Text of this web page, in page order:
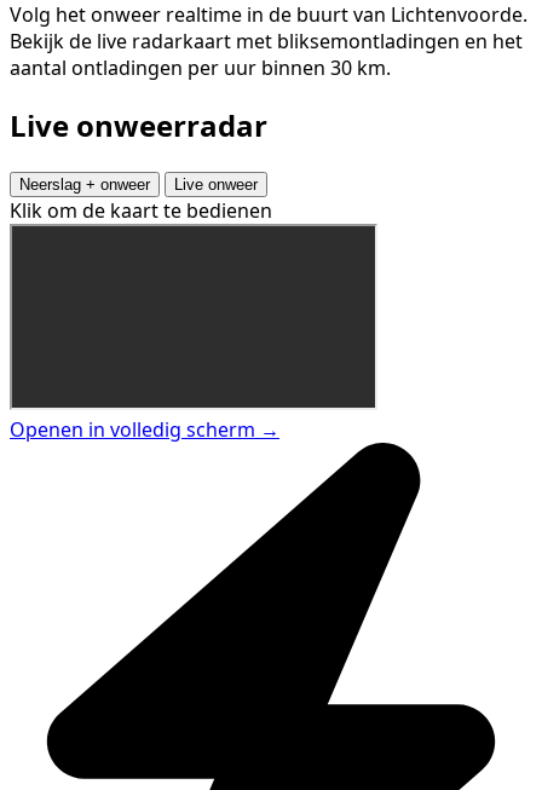
Volg het onweer realtime in de buurt van Lichtenvoorde.
Bekijk de live radarkaart met bliksemontladingen en het
aantal ontladingen per uur binnen 30 km.
Live onweerradar
Neerslag + onweer Live onweer
Klik om de kaart te bedienen
Openen in volledig scherm →